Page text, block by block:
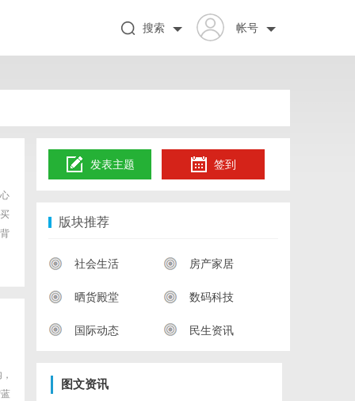
帐号
搜索
发表主题 签到
版块推荐
社会生活 房产家居
晒货殿堂 数码科技
国际动态 民生资讯
图文资讯